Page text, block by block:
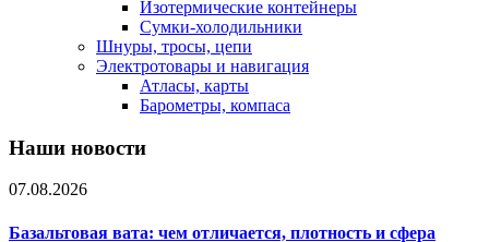
Изотермические контейнеры
Сумки-холодильники
Шнуры, тросы, цепи
Электротовары и навигация
Атласы, карты
Барометры, компаса
Наши новости
07.08.2026
Базальтовая вата: чем отличается, плотность и сфера